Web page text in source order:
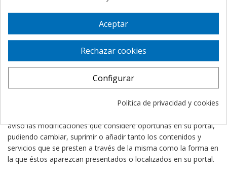
ocasionar, a título enunciativo: errores u omisiones en los
contenidos, falta de disponibilidad en el portal o la transmisión
de virus o programas maliciosos o lesivos en los contenidos, a
pesar de haber adoptado todas las medidas tecnológicas
necesarias para evitarlo.
aviso las modificaciones que considere oportunas en su portal,
pudiendo cambiar, suprimir o añadir tanto los contenidos y
servicios que se presten a través de la misma como la forma en
la que éstos aparezcan presentados o localizados en su portal.
Aceptar
Rechazar cookies
Configurar
Política de privacidad y cookies